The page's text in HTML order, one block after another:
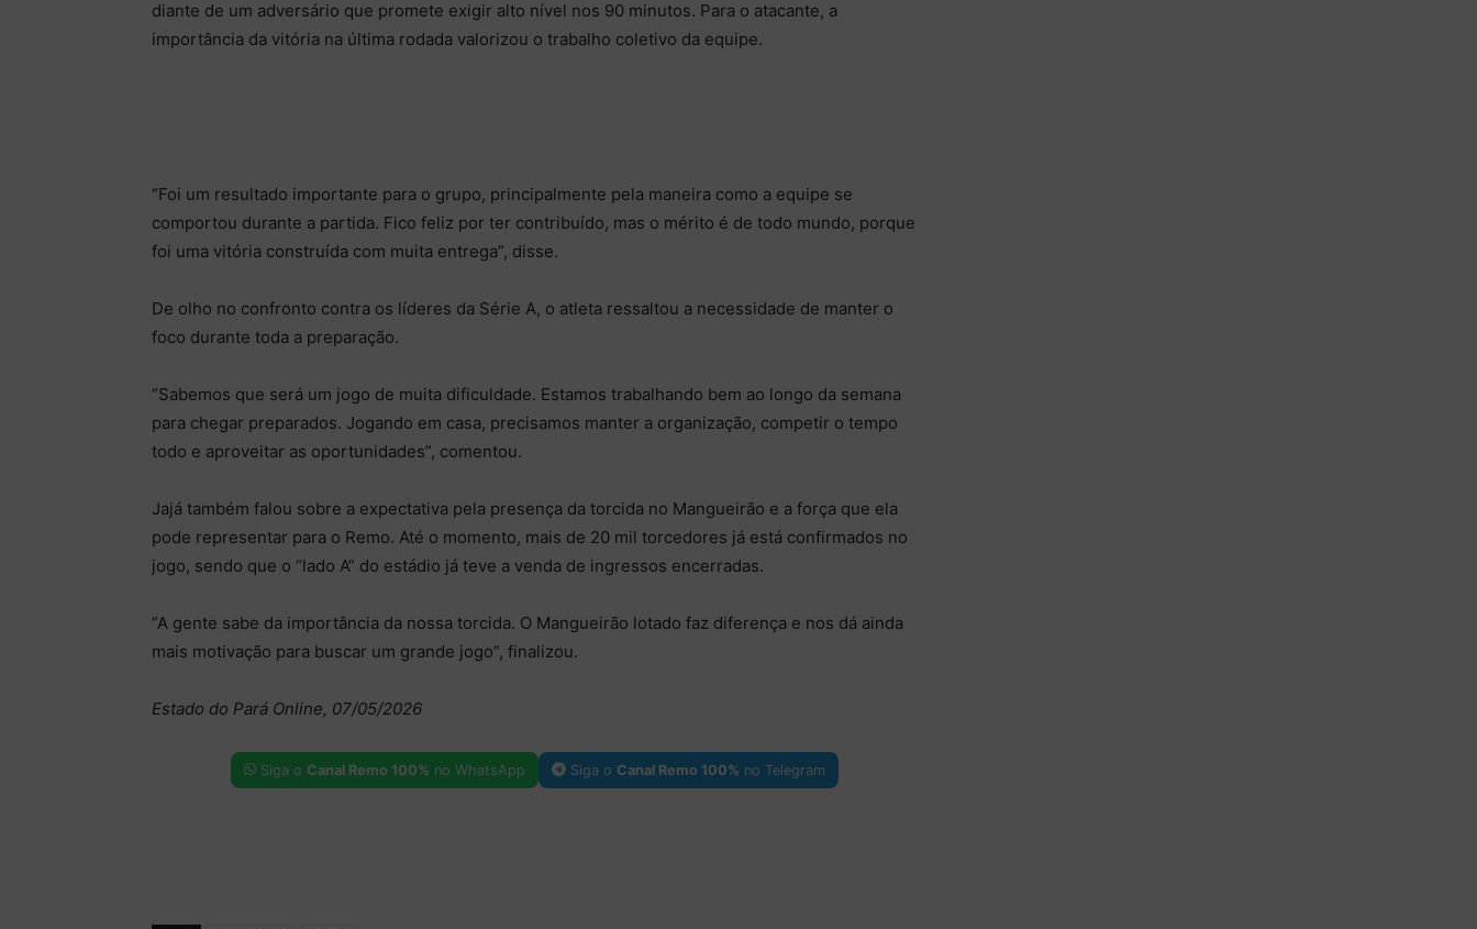
diante de um adversário que promete exigir alto nível nos 90 minutos. Para o atacante, a
importância da vitória na última rodada valorizou o trabalho coletivo da equipe.
“Foi um resultado importante para o grupo, principalmente pela maneira como a equipe se
comportou durante a partida. Fico feliz por ter contribuído, mas o mérito é de todo mundo, porque
foi uma vitória construída com muita entrega”, disse.
De olho no confronto contra os líderes da Série A, o atleta ressaltou a necessidade de manter o
foco durante toda a preparação.
“Sabemos que será um jogo de muita dificuldade. Estamos trabalhando bem ao longo da semana
para chegar preparados. Jogando em casa, precisamos manter a organização, competir o tempo
todo e aproveitar as oportunidades”, comentou.
Jajá também falou sobre a expectativa pela presença da torcida no Mangueirão e a força que ela
pode representar para o Remo. Até o momento, mais de 20 mil torcedores já está confirmados no
jogo, sendo que o “lado A” do estádio já teve a venda de ingressos encerradas.
“A gente sabe da importância da nossa torcida. O Mangueirão lotado faz diferença e nos dá ainda
mais motivação para buscar um grande jogo”, finalizou.
Estado do Pará Online, 07/05/2026
Siga o Canal Remo 100% no WhatsApp Siga o Canal Remo 100% no Telegram